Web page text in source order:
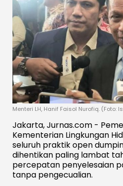
Menteri LH, Hanif Faisol Nurofiq. (Foto:
Jakarta, Jurnas.com -
Kementerian Lingkungan
seluruh praktik open
dihentikan paling lambat
percepatan penyelesaian
tanpa pengecualian.